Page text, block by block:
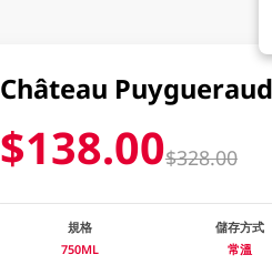
Château
$138.00$328.00
規格
750ML
儲存方式
常溫